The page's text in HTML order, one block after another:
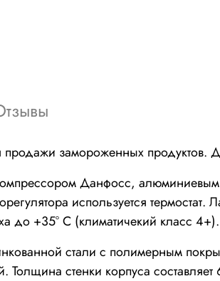
замороженных продуктов.
Данфосс,
используется
до +35° С (климатичекий класс 4+).
стали с полимерным
Толщина стенки корпуса